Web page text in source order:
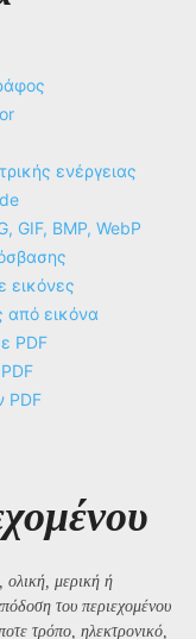
ενέργειας
GIF, BMP, WebP
εικόνες
από εικόνα
PDF
PDF
ολική, μερική ή
του περιεχομένου
τρόπο, ηλεκτρονικό,